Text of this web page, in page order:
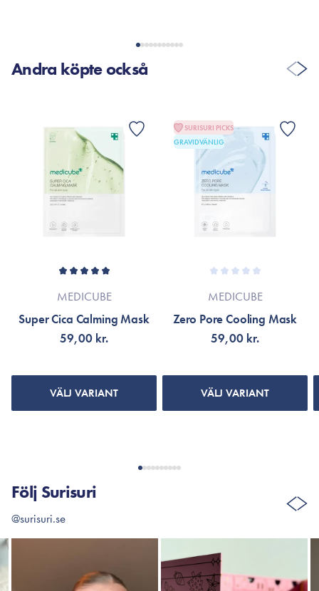
Andra köpte också
MEDICUBE
Super Cica Calming Mask
59,00 kr.
VÄLJ VARIANT
SURISURI PICKS
GRAVIDVÄNLIG
MEDICUBE
Zero Pore Cooling Mask
59,00 kr.
VÄLJ VARIANT
Följ Surisuri
@surisuri.se